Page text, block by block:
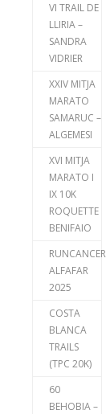
VI TRAIL DE
LLIRIA –
SANDRA
VIDRIER
XXIV MITJA
MARATO
SAMARUC –
ALGEMESI
XVI MITJA
MARATO I
IX 10K
ROQUETTE
BENIFAIO
RUNCANCER
ALFAFAR
2025
COSTA
BLANCA
TRAILS
(TPC 20K)
60
BEHOBIA –